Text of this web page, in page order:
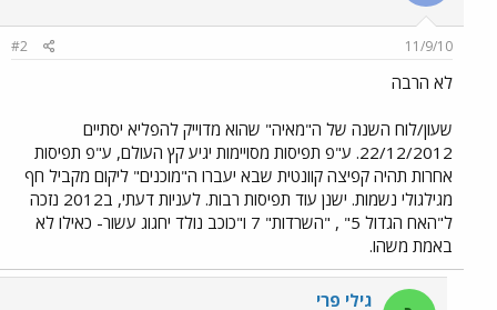
11/9/10
#2
לא הרבה
שעון/לוח השנה של ה"מאיה" שהוא מדוייק להפליא יסתיים
22/12/2012. ע"פ תפיסות מסויימות יגיע קץ העולם, ע"פ תפיסות
אחרות תהיה קפיצה קוונטית שבא יעברו ה"מוכנים" ליקום מקביל חף
מגילגולי נשמות. ישנן עוד תפיסות רבות. לעניות דעתי, ב2012 נזכה
ל"האח הגדול 5" , "השרדות" 7 ו"כוכב נולד יחגוג עשור- כאילו לא
באמת משהו.
גילי פרי